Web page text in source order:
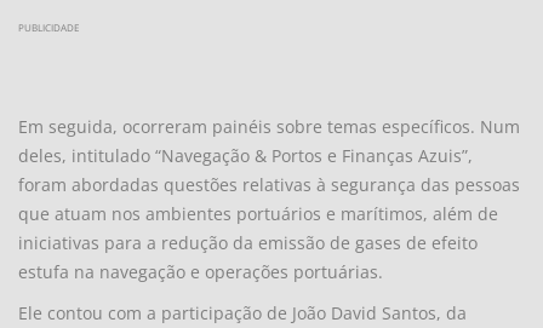
PUBLICIDADE
Em seguida, ocorreram painéis sobre temas específicos. Num
deles, intitulado “Navegação & Portos e Finanças Azuis”,
foram abordadas questões relativas à segurança das pessoas
que atuam nos ambientes portuários e marítimos, além de
iniciativas para a redução da emissão de gases de efeito
estufa na navegação e operações portuárias.
Ele contou com a participação de João David Santos, da